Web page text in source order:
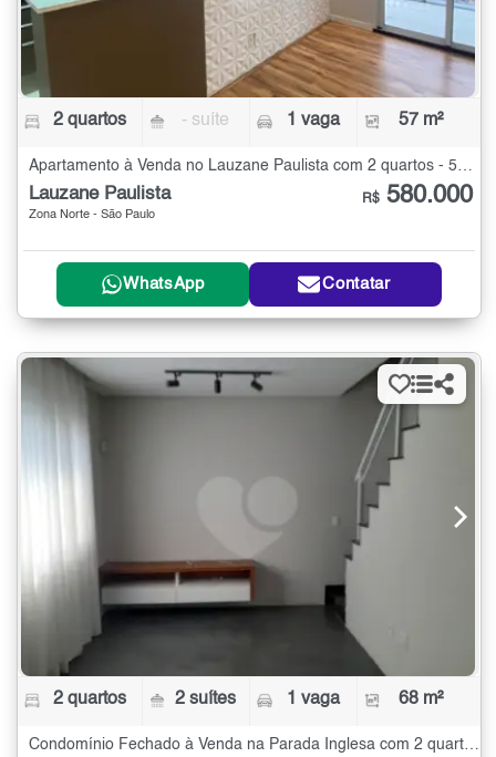
2 quartos - suíte 1 vaga 57 m²
Apartamento à Venda no Lauzane Paulista com 2 quartos - 57 m²
Lauzane Paulista
Zona Norte - São Paulo
R$ 580.000
WhatsApp Contatar
2 quartos 2 suítes 1 vaga 68 m²